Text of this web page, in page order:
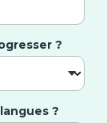
?
?